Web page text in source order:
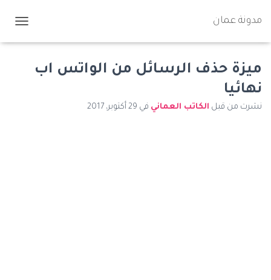
مدونة عمان
ب
ميزة حذف الرسائل من الواتس اب
نهائيا
نشرت من قبل الكاتب العماني في 29 أكتوبر، 2017